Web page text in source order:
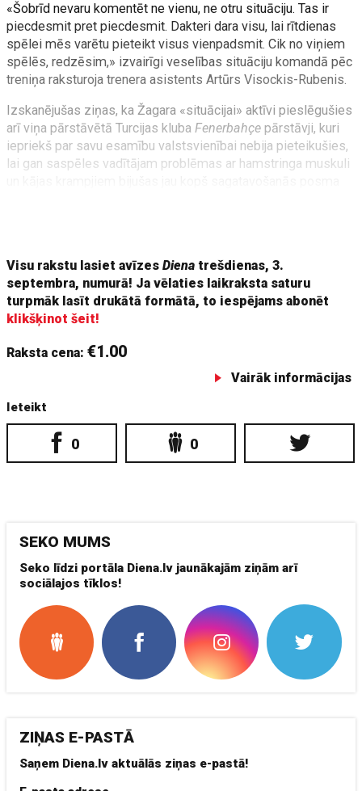
«Šobrīd nevaru komentēt ne vienu, ne otru situāciju. Tas ir
piecdesmit pret piecdesmit. Dakteri dara visu, lai rītdienas
spēlei mēs varētu pieteikt visus vienpadsmit. Cik no viņiem
spēlēs, redzēsim,» izvairīgi veselības situāciju komandā pēc
treniņa raksturoja trenera asistents Artūrs Visockis-Rubenis.
Izskanējušas ziņas, ka Žagara «situācijai» aktīvi pieslēgušies
arī viņa pārstāvētā Turcijas klubaFenerbahçe pārstāvji, kuri
iepriekš par savu esamību valstsvienībai nebija pieteikušies,
lai gan saspēles vadītājam problēmas ar hamstringa muskuli
Visu rakstu lasiet avīzesDiena trešdienas, 3.
septembra, numurā! Ja vēlaties laikraksta saturu
turpmāk lasīt drukātā formātā, to iespējams abonēt
klikšķinot šeit!
Raksta cena:€1.00
Vairāk informācijas
Ieteikt
0 0
SEKO MUMS
Seko līdzi portāla Diena.lv jaunākajām ziņām arī
sociālajos tīklos!
ZIŅAS E-PASTĀ
Saņem Diena.lv aktuālās ziņas e-pastā!